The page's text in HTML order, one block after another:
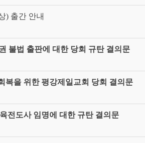
) 출간 안내
불법 출판에 대한 당회 규탄 결의문
복을 위한 평강제일교회 당회 결의문
전도사 임명에 대한 규탄 결의문